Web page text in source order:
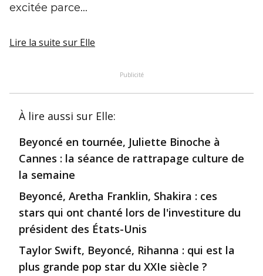
excitée parce...
Lire la suite sur Elle
Publicité
À lire aussi sur Elle:
Beyoncé en tournée, Juliette Binoche à
Cannes : la séance de rattrapage culture de
la semaine
Beyoncé, Aretha Franklin, Shakira : ces
stars qui ont chanté lors de l'investiture du
président des États-Unis
Taylor Swift, Beyoncé, Rihanna : qui est la
plus grande pop star du XXIe siècle ?